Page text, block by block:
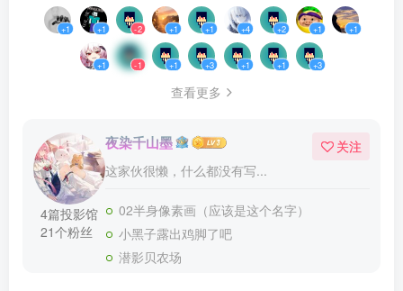
+1 +1 -2 +1 +1 +4 +2 +1 +1
+1 -1 +1 +3 +1 +1 +3
查看更多
4篇投影馆
21个粉丝
夜染千山墨
这家伙很懒，什么都没有写...
关注
02半身像素画（应该是这个名字）
小黑子露出鸡脚了吧
潜影贝农场